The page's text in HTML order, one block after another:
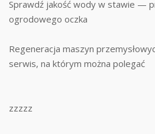
Sprawdź jakość wody w stawie —
ogrodowego oczka
Regeneracja maszyn
serwis, na którym można polegać
zzzzz